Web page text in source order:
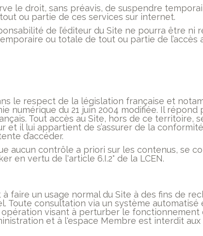
le droit, sans préavis, de suspendre
ou partie de ces services sur internet.
de l’éditeur du Site ne pourra être ni
ou totale de tout ou partie de l’accès
le respect de la législation française et
numérique du 21 juin 2004 modifiée. Il
Tout accès au Site, hors de ce territoire,
et il lui appartient de s’assurer de la
d’accéder.
aucun contrôle a priori sur les contenus, se
en vertu de l'article 6.I.2° de la LCEN.
à faire un usage normal du Site à des fins de
Toute consultation via un système
opération visant à perturber le fonctionnement
et à l'espace Membre est interdit